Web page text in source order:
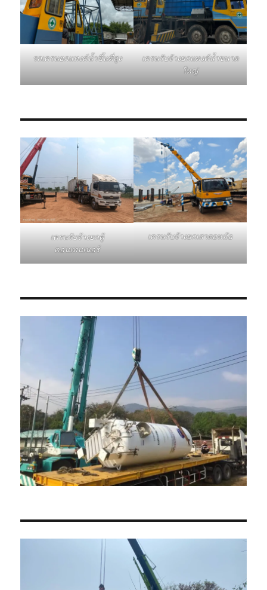
รถเครนยกแทงค์น้ำขึ้นที่สูง
เครนรับจ้างยกแทงค์น้ำขนาด
ใหญ่
เครนรับจ้างยกตู้
คอนเทนเนอร์
เครนรับจ้างยกเสาตอหม้อ